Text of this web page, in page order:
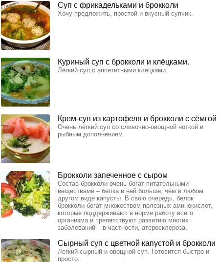
Суп с фрикадельками и брокколи
Хочу предложить, простой и вкусный супчик.
Куриный суп с брокколи и клёцками.
Лёгкий суп,с аппетитными клёцками.
Крем-суп из картофеля и брокколи с сёмгой
Очень лёгкий суп со сливочно-овощной ноткой и
рыбным дополнением.
Брокколи запеченное с сыром
Состав брокколи очень богат питательными
веществами – белка в ней больше, чем в любом
другом виде капусты. В свою очередь, белок
брокколи богат множеством полезных аминокислот,
которые поддерживают в норме работу всего
организма и препятствуют развитию многих
заболеваний – в частности, атеросклероза.
Сырный суп с цветной капустой и брокколи
Легкий сырный и овощной суп. Готовится быстро и
просто.